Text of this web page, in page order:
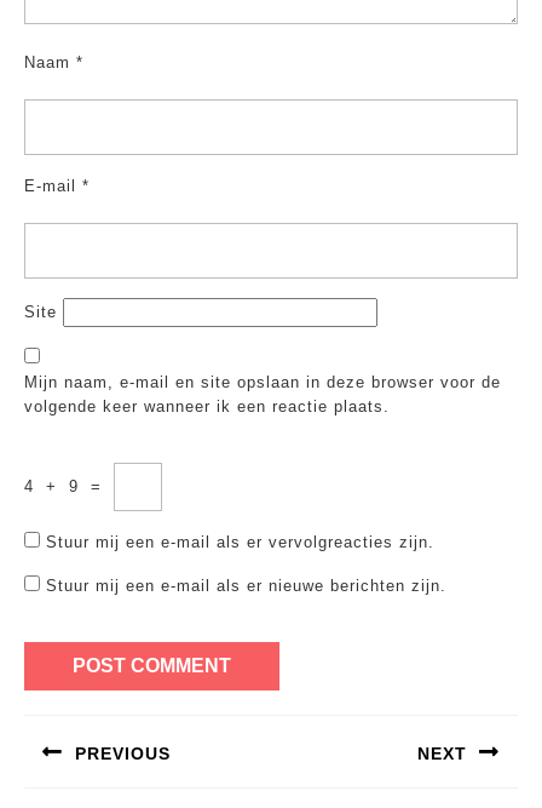
Naam *
E-mail *
Site
Mijn naam, e-mail en site opslaan in deze browser voor de
volgende keer wanneer ik een reactie plaats.
4 + 9 =
Stuur mij een e-mail als er vervolgreacties zijn.
Stuur mij een e-mail als er nieuwe berichten zijn.
navigatie
PREVIOUS NEXT